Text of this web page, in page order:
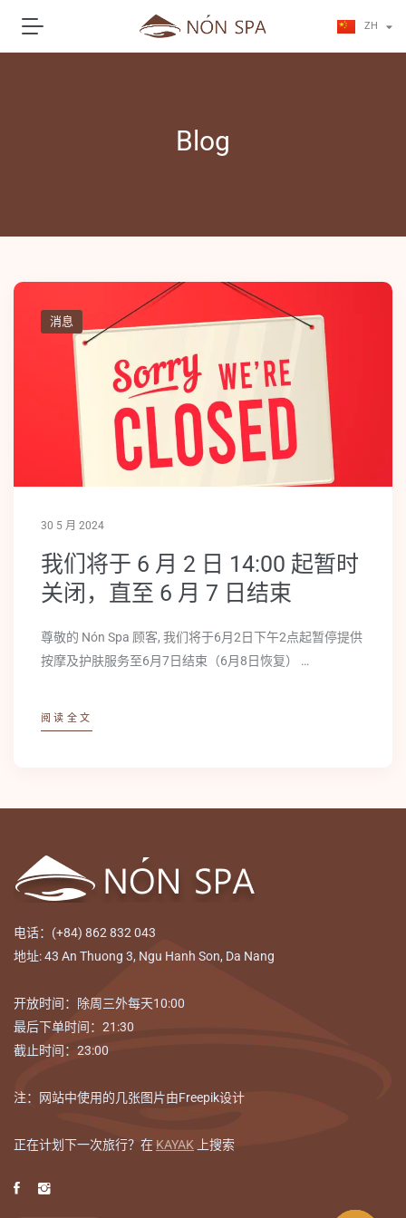
ZH
KO
Blog
消息
30 5 月 2024
我们将于 6 月 2 日 14:00 起暂时
关闭，直至 6 月 7 日结束
尊敬的 Nón Spa 顾客, 我们将于6月2日下午2点起暂停提供
按摩及护肤服务至6月7日结束（6月8日恢复） …
阅读全文
电话：(+84) 862 832 043
地址: 43 An Thuong 3, Ngu Hanh Son, Da Nang
开放时间：除周三外每天10:00
最后下单时间：21:30
截止时间：23:00
注：网站中使用的几张图片由Freepik设计
正在计划下一次旅行？在 KAYAK 上搜索